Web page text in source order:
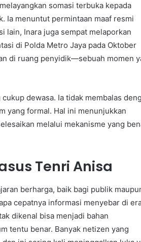
somasi terbuka kepada
Ia menuntut permintaan maaf resmi
lain, Inara juga sempat melaporkan
di Polda Metro Jaya pada Oktober
di ruang penyidik—sebuah momen
dewasa. Ia tidak membalas
yang formal. Hal ini menunjukkan
melalui mekanisme yang
Tenri Anisa
berharga, baik bagi publik
cepatnya informasi menyebar di
dikenal bisa menjadi bahan
tentu benar. Banyak netizen yang